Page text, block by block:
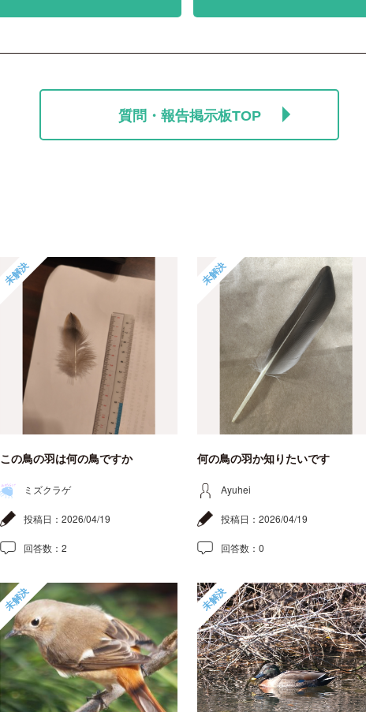
質問・報告掲示板TOP
未解決
この鳥の羽は何の鳥ですか
ミズクラゲ
投稿日： 2026/04/19
回答数： 2
未解決
何の鳥の羽か知りたいです
Ayuhei
投稿日： 2026/04/19
回答数： 0
未解決 未解決